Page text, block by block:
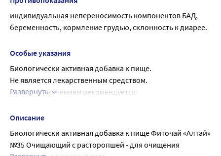
плоды рябины красной, корень имбиря лекарственного,
трава кипрея узколистного, плоды кориандра
индивидуальная непереносимость компонентов БАД,
беременность, кормление грудью, склонность к диарее.
Особые указания
Биологически активная добавка к пище.
Не является лекарственным средством.
Перед применением рекомендуется
Развернуть
Описание
Биологически активная добавка к пище Фиточай «Алтай»
№35 Очищающий с расторопшей - для очищения